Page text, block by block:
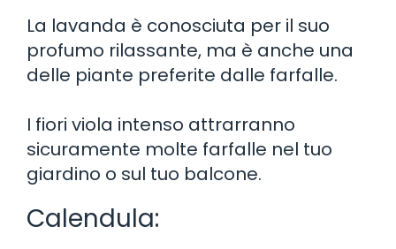
La lavanda è conosciuta per il suo
profumo rilassante, ma è anche una
delle piante preferite dalle farfalle.
I fiori viola intenso attrarranno
sicuramente molte farfalle nel tuo
giardino o sul tuo balcone.
Calendula: